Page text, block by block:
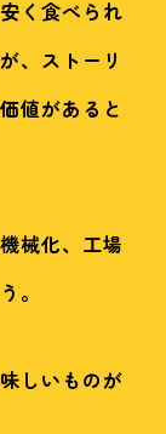
く食べられ
、ストーリ
値があると
械化、工場
。
しいものが